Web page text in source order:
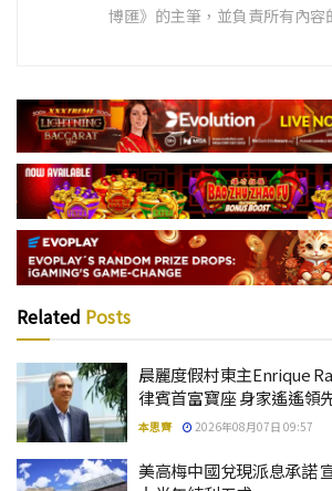
博匯》的主筆，並負責所有內容
Related Posts
晨麗度假村東主Enrique
律賓首富寶座 身家遙遙領
本思齊 2026年08月07日 09:57
美高梅中國兌現派息承諾